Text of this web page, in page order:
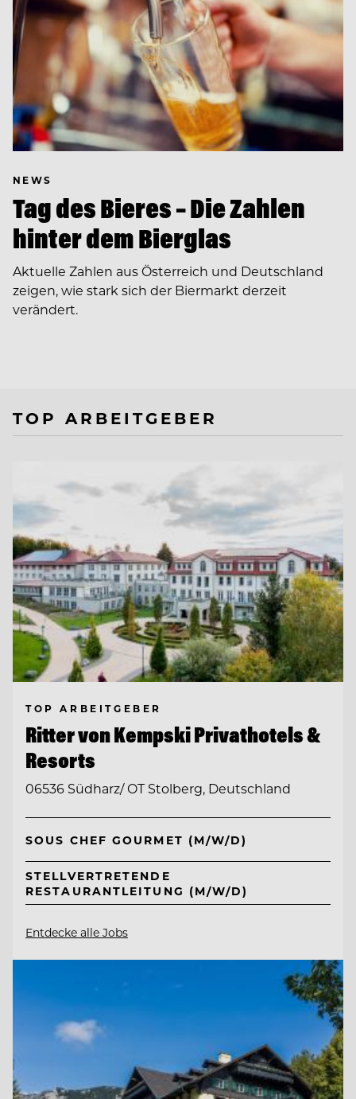
NEWS
Tag des Bieres – Die Zahlen
hinter dem Bierglas
Aktuelle Zahlen aus Österreich und Deutschland
zeigen, wie stark sich der Biermarkt derzeit
verändert.
TOP ARBEITGEBER
TOP ARBEITGEBER
Ritter von Kempski Privathotels &
Resorts
06536 Südharz/ OT Stolberg, Deutschland
SOUS CHEF GOURMET (M/W/D)
STELLVERTRETENDE
RESTAURANTLEITUNG (M/W/D)
Entdecke alle Jobs